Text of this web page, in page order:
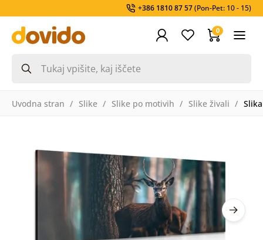
+386 1810 87 57(Pon-Pet: 10 - 15)
0
Uvodna stran Slike Slike po motivih Slike živali